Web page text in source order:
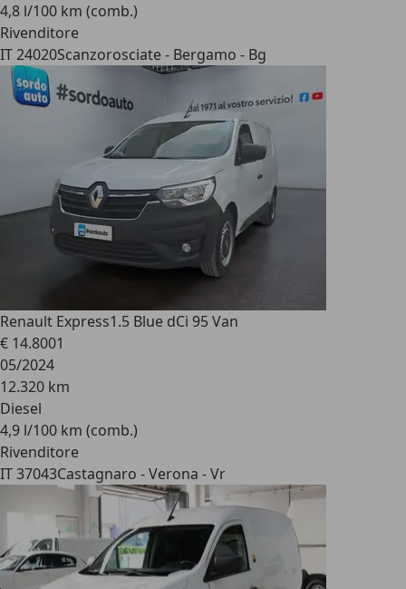
4,8 l/100 km (comb.)
Rivenditore
IT 24020Scanzorosciate - Bergamo - Bg
Renault Express1.5 Blue dCi 95 Van
€ 14.8001
05/2024
12.320 km
Diesel
4,9 l/100 km (comb.)
Rivenditore
IT 37043Castagnaro - Verona - Vr